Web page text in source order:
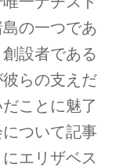
の一つであ
設者である
らの支えだ
ことに魅了
ついて記事
エリザベス